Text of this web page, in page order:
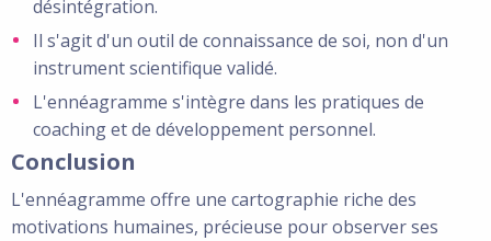
désintégration.
Il s'agit d'un outil de connaissance de soi, non d'un
instrument scientifique validé.
L'ennéagramme s'intègre dans les pratiques de
coaching et de développement personnel.
Conclusion
L'ennéagramme offre une cartographie riche des
motivations humaines, précieuse pour observer ses